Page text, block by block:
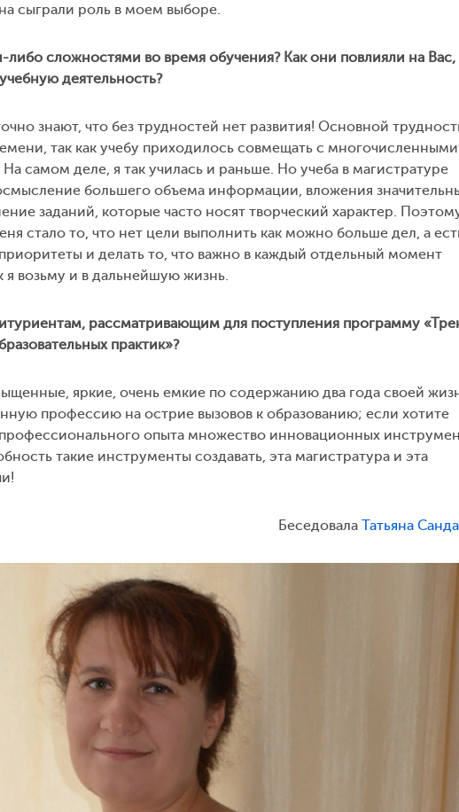
сыграли роль в моем выборе.
сложностями во время обучения? Как они повлияли на Вас,
деятельность?
знают, что без трудностей нет развития! Основной
так как учебу приходилось совмещать с многочисленными
самом деле, я так училась и раньше. Но учеба в магистратуре
большего объема информации, вложения
заданий, которые часто носят творческий характер.
стало то, что нет цели выполнить как можно больше дел, а
и делать то, что важно в каждый отдельный момент
возьму и в дальнейшую жизнь.
рассматривающим для поступления программу
практик»?
яркие, очень емкие по содержанию два года своей
профессию на острие вызовов к образованию; если хотите
опыта множество инновационных
такие инструменты создавать, эта магистратура и эта
Беседовала Татьяна